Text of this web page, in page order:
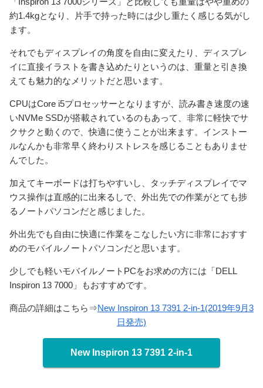
約1.4kgとなり、片手で持った時には少し重たく感じる気がし
ます。
それでもディスプレイの角度を自由に変えたり、ディスプレ
イに直接イラストを書き込めたりというのは、重量と引き換
えても魅力的なメリットだと思います。
CPUはCore i5プロセッサーとなりますが、読み書き速度の速
いNVMe SSDが搭載されているのもあって、非常に軽快でサ
クサクと動くので、快適に使うことが出来ます。インストー
ルなんかも非常早く終わりストレスを感じることもありませ
んでした。
加えてキーボードは打ちやすいし、タッチディスプレイでマ
ウス操作は直感的に出来るしで、外出先での作業がとても捗
るノートパソコンだと感じました。
外出先でも自由に快適に作業をこなしたい方に非常におすす
めのモバイルノートパソコンだと思います。
少しでも軽いモバイルノートPCをお求めの方には「DELL
Inspiron 13 7000」もおすすめです。
商品の詳細はこちら⇒New Inspiron 13 7391 2-in-1(2019年9月3
日発売)
New Inspiron 13 7391 2-in-1